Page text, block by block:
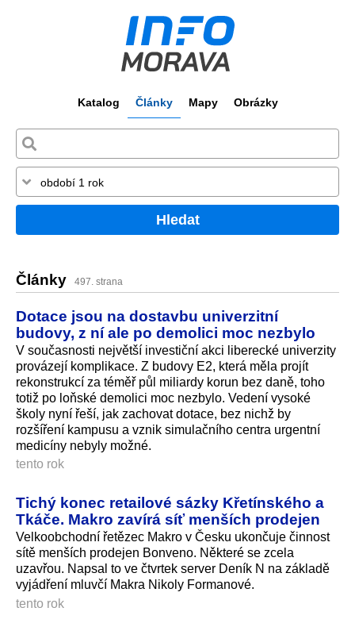
Katalog Články Mapy Obrázky
Hledat
Články 497. strana
Dotace jsou na dostavbu univerzitní
budovy, z ní ale po demolici moc nezbylo
V současnosti největší investiční akci liberecké univerzity
provázejí komplikace. Z budovy E2, která měla projít
rekonstrukcí za téměř půl miliardy korun bez daně, toho
totiž po loňské demolici moc nezbylo. Vedení vysoké
školy nyní řeší, jak zachovat dotace, bez nichž by
rozšíření kampusu a vznik simulačního centra urgentní
medicíny nebyly možné.
tento rok
Tichý konec retailové sázky Křetínského a
Tkáče. Makro zavírá síť menších prodejen
Velkoobchodní řetězec Makro v Česku ukončuje činnost
sítě menších prodejen Bonveno. Některé se zcela
uzavřou. Napsal to ve čtvrtek server Deník N na základě
vyjádření mluvčí Makra Nikoly Formanové.
tento rok